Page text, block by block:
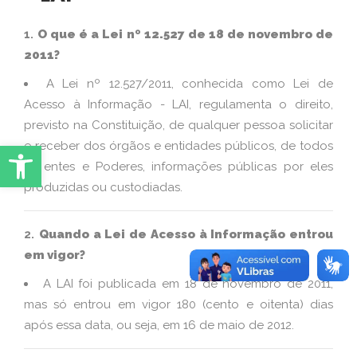
Abrir Ferramentas
1. O que é a Lei nº 12.527 de 18 de novembro de
2011?
A Lei nº 12.527/2011, conhecida como Lei de
Acesso à Informação - LAI, regulamenta o direito,
previsto na Constituição, de qualquer pessoa solicitar
e receber dos órgãos e entidades públicos, de todos
os entes e Poderes, informações públicas por eles
produzidas ou custodiadas.
2. Quando a Lei de Acesso à Informação entrou
em vigor?
A LAI foi publicada em 18 de novembro de 2011,
mas só entrou em vigor 180 (cento e oitenta) dias
após essa data, ou seja, em 16 de maio de 2012.